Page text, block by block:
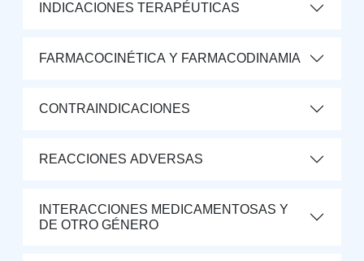
INDICACIONES TERAPÉUTICAS
FARMACOCINÉTICA Y FARMACODINAMIA
CONTRAINDICACIONES
REACCIONES ADVERSAS
INTERACCIONES MEDICAMENTOSAS Y
DE OTRO GÉNERO